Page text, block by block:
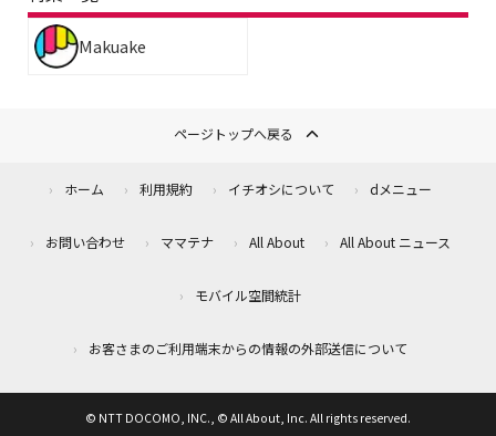
Makuake
ページトップへ戻る
ホーム 利用規約 イチオシについて dメニュー
お問い合わせ ママテナ All About All About ニュース
モバイル空間統計
お客さまのご利用端末からの情報の外部送信について
© NTT DOCOMO, INC., © All About, Inc. All rights reserved.